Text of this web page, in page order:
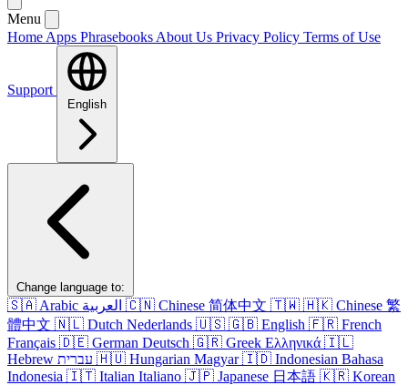
Menu
Home Apps Phrasebooks About Us Privacy Policy Terms of Use
Support
English
Change language to:
🇸🇦 Arabic العربية 🇨🇳 Chinese 简体中文 🇹🇼 🇭🇰 Chinese 繁
體中文 🇳🇱 Dutch Nederlands 🇺🇸 🇬🇧 English 🇫🇷 French
Français 🇩🇪 German Deutsch 🇬🇷 Greek Ελληνικά 🇮🇱
Hebrew עברית 🇭🇺 Hungarian Magyar 🇮🇩 Indonesian Bahasa
Indonesia 🇮🇹 Italian Italiano 🇯🇵 Japanese 日本語 🇰🇷 Korean